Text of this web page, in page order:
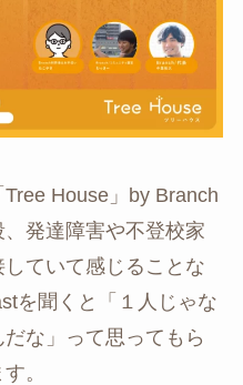
House」by Branch
発達障害や不登校家
ていて感じることな
を聞くと「１人じゃな
な」って思ってもら
。